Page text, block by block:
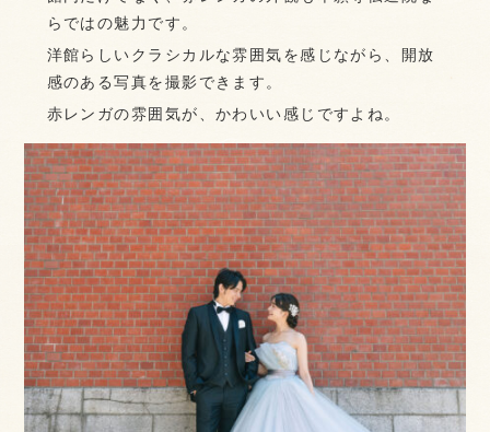
らではの魅力です。
洋館らしいクラシカルな雰囲気を感じながら、開放
感のある写真を撮影できます。
赤レンガの雰囲気が、かわいい感じですよね。